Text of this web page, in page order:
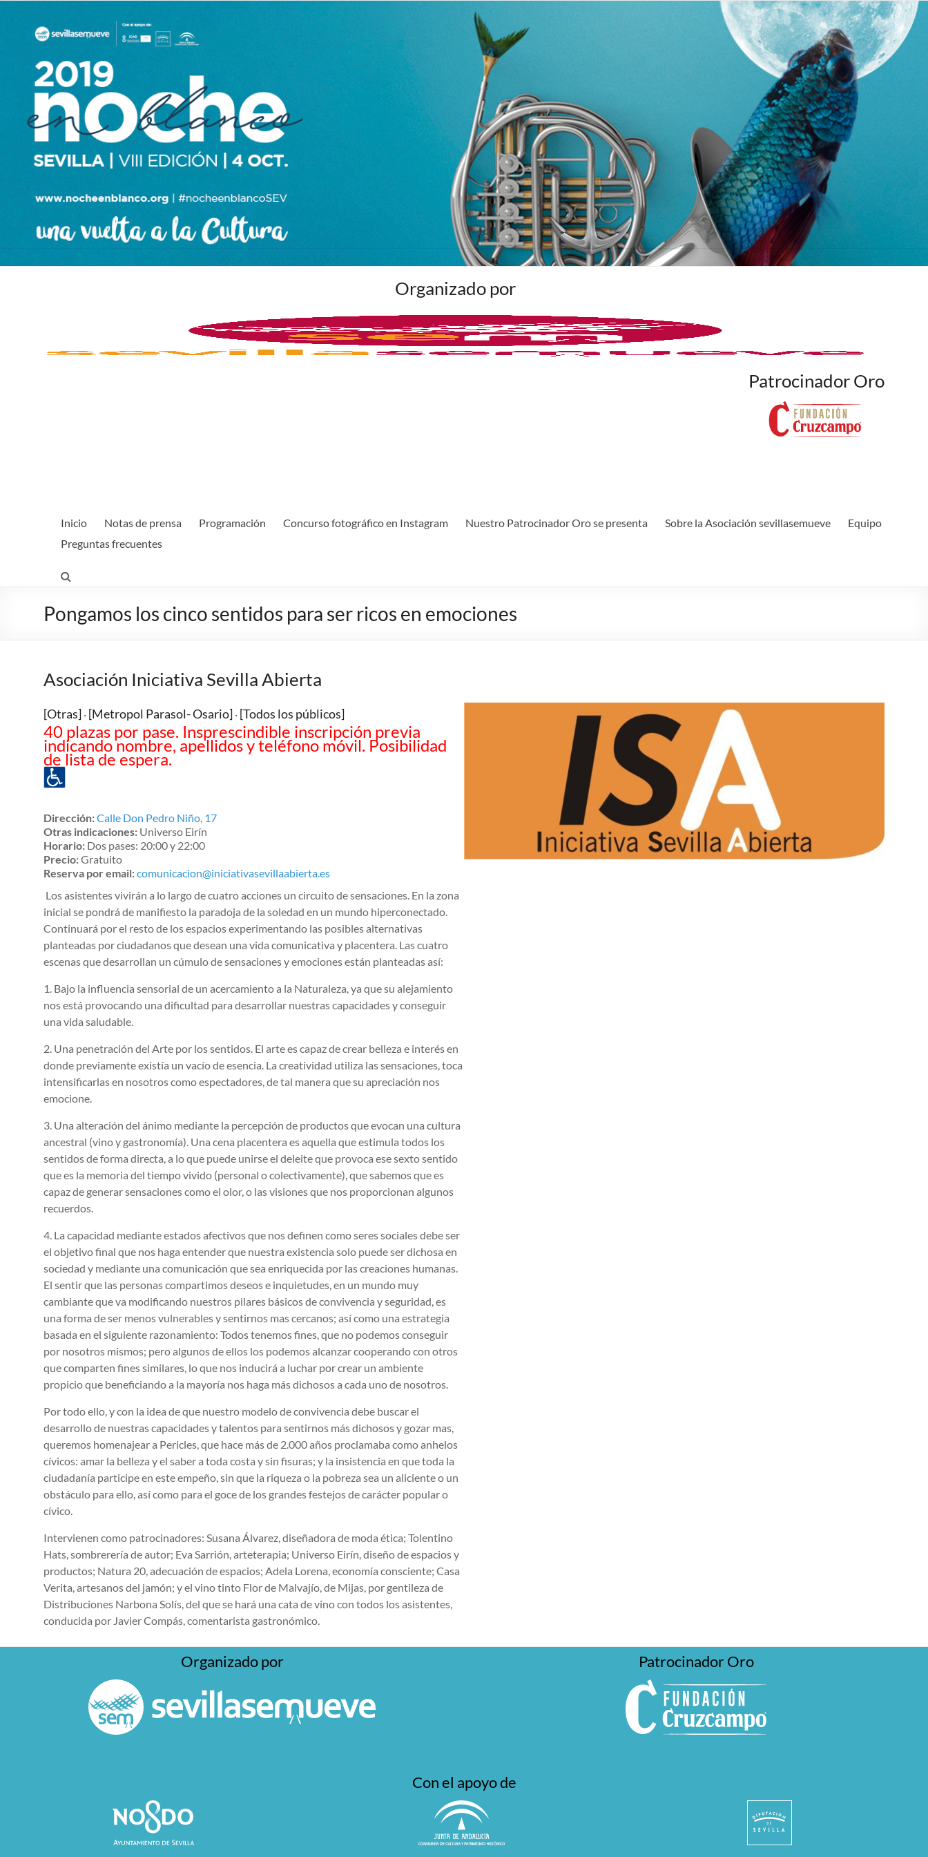
Organizado por
Patrocinador Oro
Inicio Notas de prensa Programación Concurso fotográfico en Instagram Nuestro Patrocinador Oro se presenta Sobre la Asociación sevillasemueve
Equipo
Preguntas frecuentes
Pongamos los cinco sentidos para ser ricos en emociones
Asociación Iniciativa Sevilla Abierta
[Otras] · [Metropol Parasol- Osario] · [Todos los públicos]
40 plazas por pase. Insprescindible inscripción previa
indicando nombre, apellidos y teléfono móvil. Posibilidad
de lista de espera.
Dirección:Calle Don Pedro Niño, 17
Otras indicaciones: Universo Eirín
Horario: Dos pases: 20:00 y 22:00
Precio:Gratuito
Reserva por email:comunicacion@iniciativasevillaabierta.es
Los asistentes vivirán a lo largo de cuatro acciones un circuito de sensaciones. En la zona
inicial se pondrá de manifiesto la paradoja de la soledad en un mundo hiperconectado.
Continuará por el resto de los espacios experimentando las posibles alternativas
planteadas por ciudadanos que desean una vida comunicativa y placentera. Las cuatro
escenas que desarrollan un cúmulo de sensaciones y emociones están planteadas así:
1. Bajo la influencia sensorial de un acercamiento a la Naturaleza, ya que su alejamiento
nos está provocando una dificultad para desarrollar nuestras capacidades y conseguir
una vida saludable.
2. Una penetración del Arte por los sentidos. El arte es capaz de crear belleza e interés en
donde previamente existía un vacío de esencia. La creatividad utiliza las sensaciones, toca
intensificarlas en nosotros como espectadores, de tal manera que su apreciación nos
emocione.
3. Una alteración del ánimo mediante la percepción de productos que evocan una cultura
ancestral (vino y gastronomía). Una cena placentera es aquella que estimula todos los
sentidos de forma directa, a lo que puede unirse el deleite que provoca ese sexto sentido
que es la memoria del tiempo vivido (personal o colectivamente), que sabemos que es
capaz de generar sensaciones como el olor, o las visiones que nos proporcionan algunos
recuerdos.
4. La capacidad mediante estados afectivos que nos definen como seres sociales debe ser
el objetivo final que nos haga entender que nuestra existencia solo puede ser dichosa en
sociedad y mediante una comunicación que sea enriquecida por las creaciones humanas.
El sentir que las personas compartimos deseos e inquietudes, en un mundo muy
cambiante que va modificando nuestros pilares básicos de convivencia y seguridad, es
una forma de ser menos vulnerables y sentirnos mas cercanos; así como una estrategia
basada en el siguiente razonamiento: Todos tenemos fines, que no podemos conseguir
por nosotros mismos; pero algunos de ellos los podemos alcanzar cooperando con otros
que comparten fines similares, lo que nos inducirá a luchar por crear un ambiente
propicio que beneficiando a la mayoría nos haga más dichosos a cada uno de nosotros.
Por todo ello, y con la idea de que nuestro modelo de convivencia debe buscar el
desarrollo de nuestras capacidades y talentos para sentirnos más dichosos y gozar mas,
queremos homenajear a Pericles, que hace más de 2.000 años proclamaba como anhelos
cívicos: amar la belleza y el saber a toda costa y sin fisuras; y la insistencia en que toda la
ciudadanía participe en este empeño, sin que la riqueza o la pobreza sea un aliciente o un
obstáculo para ello, así como para el goce de los grandes festejos de carácter popular o
cívico.
Intervienen como patrocinadores: Susana Álvarez, diseñadora de moda ética; Tolentino
Hats, sombrerería de autor; Eva Sarrión, arteterapia; Universo Eirín, diseño de espacios y
productos; Natura 20, adecuación de espacios; Adela Lorena, economía consciente; Casa
Verita, artesanos del jamón; y el vino tinto Flor de Malvajío, de Mijas, por gentileza de
Distribuciones Narbona Solís, del que se hará una cata de vino con todos los asistentes,
conducida por Javier Compás, comentarista gastronómico.
Organizado por Patrocinador Oro
Con el apoyo de